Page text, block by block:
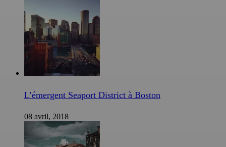
L’émergent Seaport District à Boston
08 avril, 2018